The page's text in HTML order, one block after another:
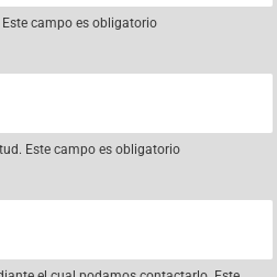
campo es obligatorio
Este campo es obligatorio